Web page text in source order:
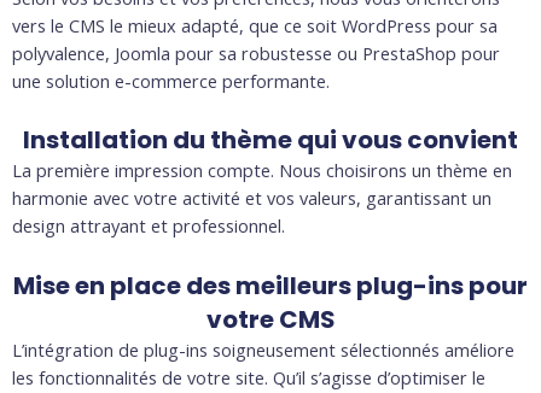
vers le CMS le mieux adapté, que ce soit WordPress pour sa
polyvalence, Joomla pour sa robustesse ou PrestaShop pour
une solution e-commerce performante.
Installation du thème qui vous convient
La première impression compte. Nous choisirons un thème en
harmonie avec votre activité et vos valeurs, garantissant un
design attrayant et professionnel.
Mise en place des meilleurs plug-ins pour
votre CMS
L’intégration de plug-ins soigneusement sélectionnés améliore
les fonctionnalités de votre site. Qu’il s’agisse d’optimiser le